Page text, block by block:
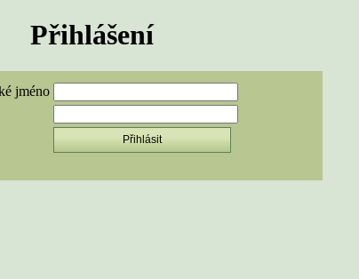
Přihlášení
jméno
Přihlásit